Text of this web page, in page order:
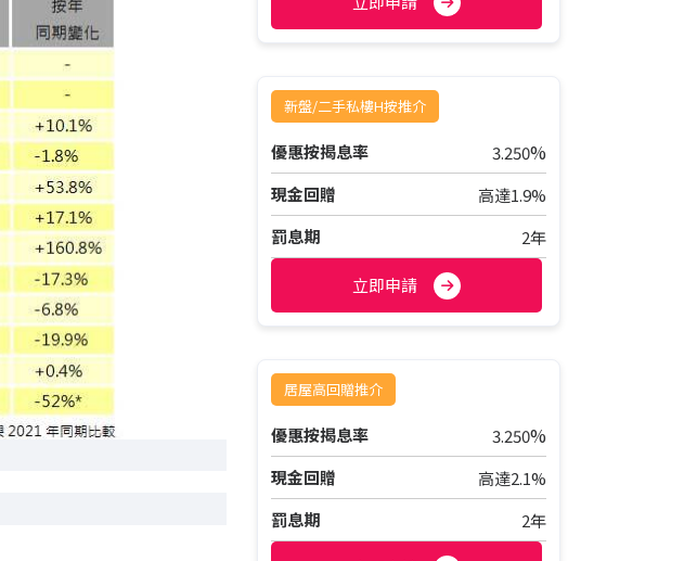
新盤/二手私樓H按推介
優惠按揭息率 3.250%
現金回贈
高達1.9%
罰息期
2年
立即申請
居屋高回贈推介
優惠按揭息率 3.250%
現金回贈
高達2.1%
罰息期
2年